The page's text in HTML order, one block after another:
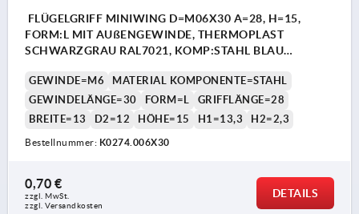
FLÜGELGRIFF MINIWING D=M06X30 A=28, H=15,
FORM:L MIT AUßENGEWINDE, THERMOPLAST
SCHWARZGRAU RAL7021, KOMP:STAHL BLAU
GEWINDE=M6
MATERIAL KOMPONENTE=STAHL
GEWINDELÄNGE=30
FORM=L
GRIFFLÄNGE=28
BREITE=13
D2=12 HÖHE=15 H1=13,3 H2=2,3
Bestellnummer: K0274.006X30
0,70 €
zzgl. MwSt.
zzgl. Versandkosten
DETAILS